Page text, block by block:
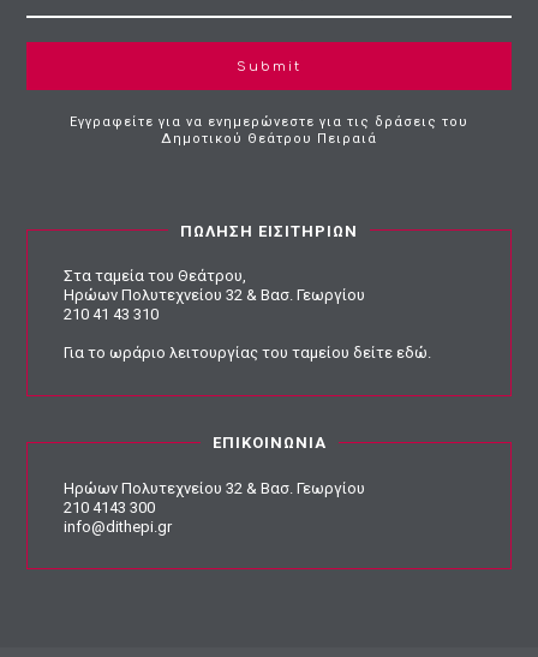
Submit
Εγγραφείτε για να ενημερώνεστε για τις δράσεις του
Δημοτικού Θεάτρου Πειραιά
ΠΩΛΗΣΗ ΕΙΣΙΤΗΡΙΩΝ
Στα ταμεία του Θεάτρου,
Ηρώων Πολυτεχνείου 32 & Βασ. Γεωργίου
210 41 43 310
Για το ωράριο λειτουργίας του ταμείουδείτε εδώ.
ΕΠΙΚΟΙΝΩΝΙΑ
Ηρώων Πολυτεχνείου 32 & Βασ. Γεωργίου
210 4143 300
info@dithepi.gr